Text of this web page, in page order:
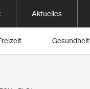
Aktuelles
Gesundheit